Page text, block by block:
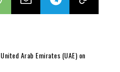
Arab Emirates (UAE) on